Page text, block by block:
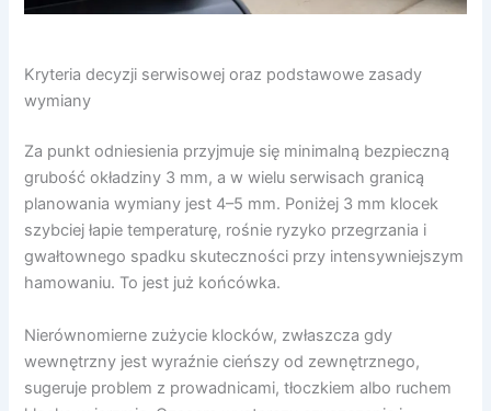
Kryteria decyzji serwisowej oraz podstawowe zasady
wymiany
Za punkt odniesienia przyjmuje się minimalną bezpieczną
grubość okładziny 3 mm, a w wielu serwisach granicą
planowania wymiany jest 4–5 mm. Poniżej 3 mm klocek
szybciej łapie temperaturę, rośnie ryzyko przegrzania i
gwałtownego spadku skuteczności przy intensywniejszym
hamowaniu. To jest już końcówka.
Nierównomierne zużycie klocków, zwłaszcza gdy
wewnętrzny jest wyraźnie cieńszy od zewnętrznego,
sugeruje problem z prowadnicami, tłoczkiem albo ruchem